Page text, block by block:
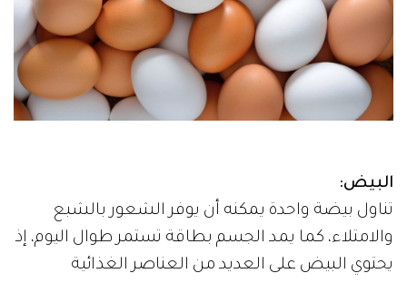
البيض:
تناول بيضة واحدة يمكنه أن يوفر الشعور بالشبع
والامتلاء، كما يمد الجسم بطاقة تستمر طوال اليوم، إذ
يحتوي البيض على العديد من العناصر الغذائية